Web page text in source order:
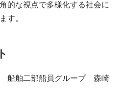
的な視点で多様化する社会に
す。
船舶二部船員グループ 森崎